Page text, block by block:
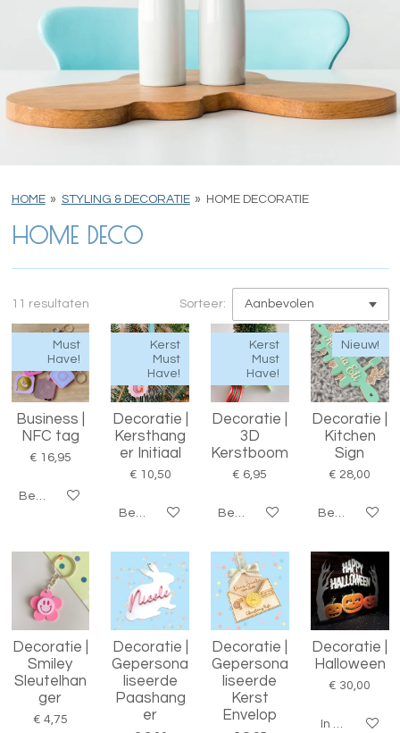
HOME » STYLING & DECORATIE » HOME DECORATIE
HOME DECO
11 resultaten Sorteer:
Must
Have!
Business |
NFC tag
€ 16,95
Bekijk details
Kerst
Must
Have!
Decoratie |
Kersthang
er Initiaal
€ 10,50
Bekijk details
Kerst
Must
Have!
Decoratie |
3D
Kerstboom
€ 6,95
Bekijk details
Nieuw!
Decoratie |
Kitchen
Sign
€ 28,00
Bekijk details
Decoratie |
Smiley
Sleutelhan
ger
€ 4,75
Decoratie |
Gepersona
liseerde
Paashang
er
Decoratie |
Gepersona
liseerde
Kerst
Envelop
Decoratie |
Halloween
€ 30,00
In